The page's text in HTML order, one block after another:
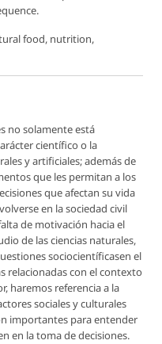
food, nutrition,
no solamente está
científico o la
y artificiales; además de
que les permitan a los
que afectan su vida
en la sociedad civil
de motivación hacia el
de las ciencias naturales,
sociocientíficasen el
relacionadas con el contexto
haremos referencia a la
sociales y culturales
importantes para entender
en la toma de decisiones.